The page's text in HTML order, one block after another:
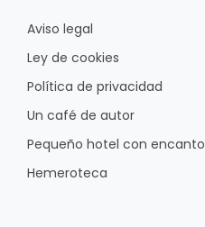
Aviso legal
Ley de cookies
Política de privacidad
Un café de autor
Pequeño hotel con encanto
Hemeroteca